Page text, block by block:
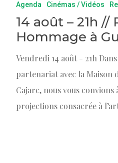
Agenda Cinémas / Vidéos
14 août – 21h
Hommage à
Vendredi 14 août - 21h
partenariat avec la Maison
Cajarc, nous vous
projections consacrée à